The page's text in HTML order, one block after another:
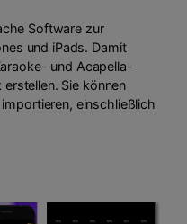
Software zur
und iPads. Damit
und Acapella-
Sie können
einschließlich